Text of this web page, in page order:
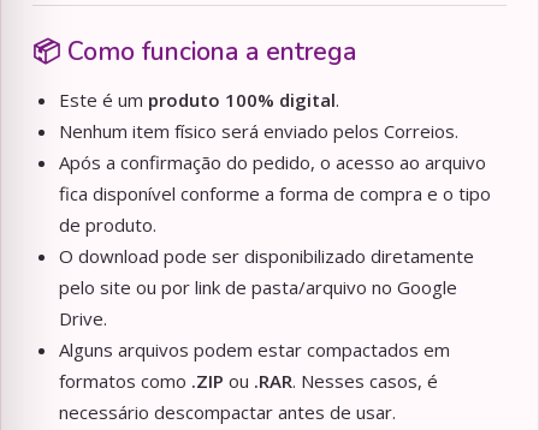
📦 Como funciona a entrega
Este é um produto 100% digital.
Nenhum item físico será enviado pelos Correios.
Após a confirmação do pedido, o acesso ao arquivo
fica disponível conforme a forma de compra e o tipo
de produto.
O download pode ser disponibilizado diretamente
pelo site ou por link de pasta/arquivo no Google
Drive.
Alguns arquivos podem estar compactados em
formatos como .ZIP ou .RAR. Nesses casos, é
necessário descompactar antes de usar.